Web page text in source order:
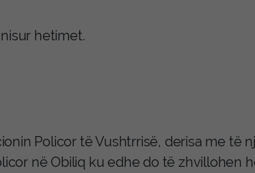
hetimet.
Policor të Vushtrrisë, derisa me të
në Obiliq ku edhe do të zhvillohen